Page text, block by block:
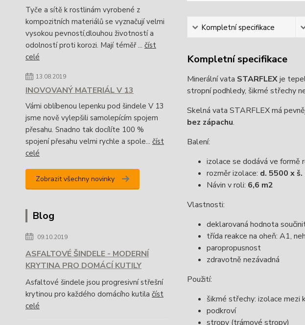
Tyče a sítě k rostlinám vyrobené z
kompozitních materiálů se vyznačují velmi
vysokou pevností,dlouhou životností a
odolností proti korozi. Mají téměř ... číst
celé
13.08.2019
INOVOVANÝ MATERIÁL V 13
Vámi oblíbenou lepenku pod šindele V 13
jsme nově vylepšili samolepícím spojem
přesahu. Snadno tak docílíte 100 %
spojení přesahu velmi rychle a spole... číst
celé
Zobrazit všechny novinky
Blog
09.10.2019
ASFALTOVÉ ŠINDELE - MODERNÍ
KRYTINA PRO DOMÁCÍ KUTILY
Asfaltové šindele jsou progresivní střešní
krytinou pro každého domácího kutila číst
celé
Kompletní specifikace
Kompletní specifikace
Minerální vata STARFLEXje
stropní podhledy, šikmé střechy
Skelná vata STARFLEX má
bez zápachu.
Balení:
izolace se dodává ve formě
rozměr izolace: d. 5500 x
Návin v roli: 6,6 m2
Vlastnosti:
deklarovaná hodnota
třída reakce na oheň: A1,
paropropusnost
zdravotně nezávadná
Použití:
šikmé střechy: izolace mezi
podkroví
stropy (trámové stropy)